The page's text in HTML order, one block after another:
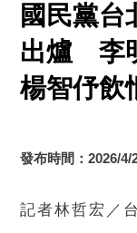
國民黨台
出爐 李
楊智伃飲
發布時間：2026/4/
記者林哲宏／